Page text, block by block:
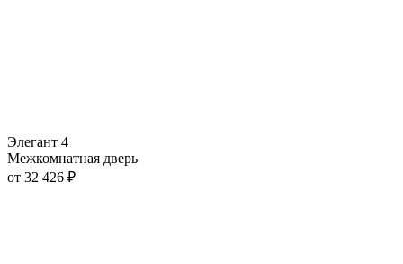
Элегант 4
Межкомнатная дверь
от 32 426 ₽